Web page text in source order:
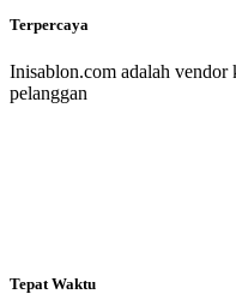
Terpercaya
Inisablon.com adalah
pelanggan
Tepat Waktu